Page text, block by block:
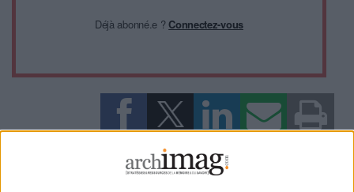
Déjà abonné.e ?Connectez-vous
0 Commentaire